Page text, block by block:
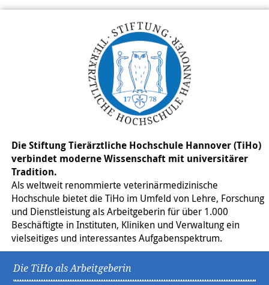
Die Stiftung Tierärztliche Hochschule Hannover (TiHo)
verbindet moderne Wissenschaft mit universitärer
Tradition.
Als weltweit renommierte veterinärmedizinische
Hochschule bietet die TiHo im Umfeld von Lehre, Forschung
und Dienstleistung als Arbeitgeberin für über 1.000
Beschäftigte in Instituten, Kliniken und Verwaltung ein
vielseitiges und interessantes Aufgabenspektrum.
Die TiHo als Arbeitgeberin